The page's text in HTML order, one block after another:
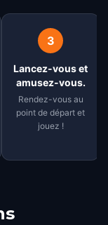
3
Lancez-vous et
amusez-vous.
Rendez-vous au
point de départ et
jouez !